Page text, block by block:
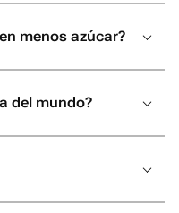
menos azúcar?
del mundo?